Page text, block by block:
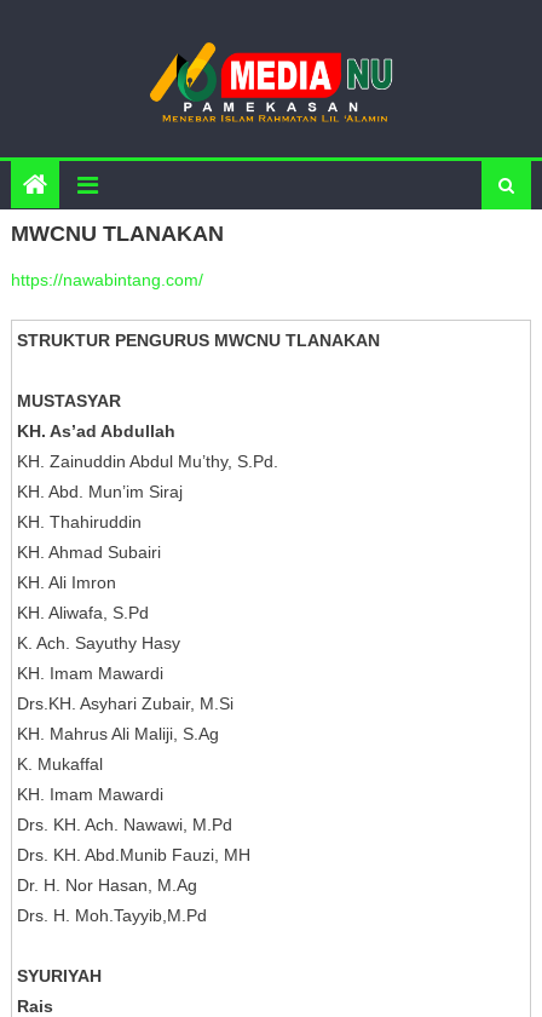
MWCNU TLANAKAN
https://nawabintang.com/
STRUKTUR PENGURUS MWCNU TLANAKAN
MUSTASYAR
KH. As’ad Abdullah
KH. Zainuddin Abdul Mu’thy, S.Pd.
KH. Abd. Mun’im Siraj
KH. Thahiruddin
KH. Ahmad Subairi
KH. Ali Imron
KH. Aliwafa, S.Pd
K. Ach. Sayuthy Hasy
KH. Imam Mawardi
Drs.KH. Asyhari Zubair, M.Si
KH. Mahrus Ali Maliji, S.Ag
K. Mukaffal
KH. Imam Mawardi
Drs. KH. Ach. Nawawi, M.Pd
Drs. KH. Abd.Munib Fauzi, MH
Dr. H. Nor Hasan, M.Ag
Drs. H. Moh.Tayyib,M.Pd
SYURIYAH
Rais